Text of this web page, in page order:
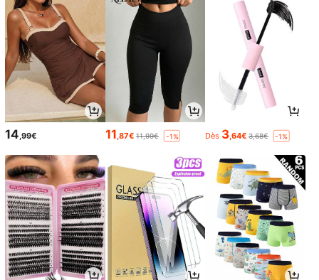
14 ,99€ 11 ,87€ 11,99€ -1% Dès 3,64€ 3,68€ -1%